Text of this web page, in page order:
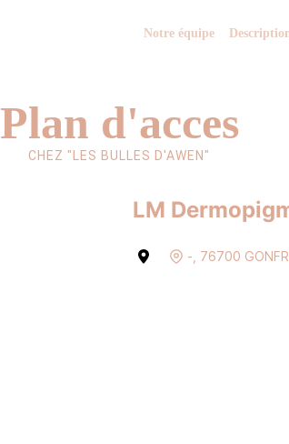
Notre équipe
Plan d'acces
CHEZ "LES BULLES D'AWEN"
LM
- 76700